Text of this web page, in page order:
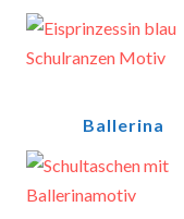
Ballerina